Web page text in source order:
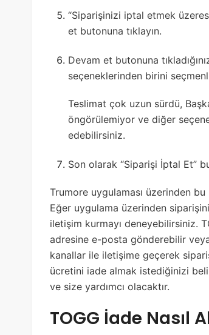
“Siparişinizi iptal etmek
et butonuna tıklayın.
Devam et butonuna
seçeneklerinden birini
Teslimat çok uzun sürdü,
öngörülemiyor ve diğer
edebilirsiniz.
Son olarak “Siparişi İptal Et”
Trumore uygulaması üzerinden
Eğer uygulama üzerinden
iletişim kurmayı deneyebilirsiniz.
adresine e-posta gönderebilir
kanallar ile iletişime geçerek
ücretini iade almak istediğinizi
ve size yardımcı olacaktır.
TOGG İade Nasıl